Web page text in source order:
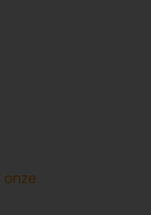
onze